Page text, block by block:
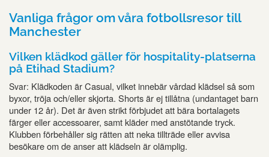
Vanliga frågor om våra fotbollsresor till
Manchester
Vilken klädkod gäller för hospitality-platserna
på Etihad Stadium?
Svar: Klädkoden är Casual, vilket innebär vårdad klädsel så som
byxor, tröja och/eller skjorta. Shorts är ej tillåtna (undantaget barn
under 12 år). Det är även strikt förbjudet att bära bortalagets
färger eller accessoarer, samt kläder med anstötande tryck.
Klubben förbehåller sig rätten att neka tillträde eller avvisa
besökare om de anser att klädseln är olämplig.